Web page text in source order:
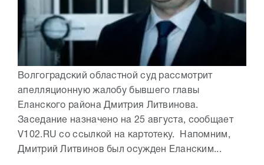
Волгоградский областной суд рассмотрит
апелляционную жалобу бывшего главы
Еланского района Дмитрия Литвинова.
Заседание назначено на 25 августа, сообщает
V102.RU со ссылкой на картотеку. Напомним,
Дмитрий Литвинов был осужден Еланским...